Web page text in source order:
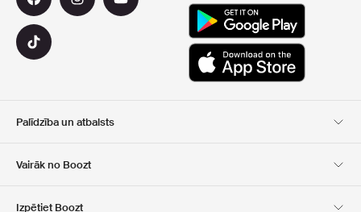
Palīdzība un atbalsts
Vairāk no Boozt
Izpētiet Boozt